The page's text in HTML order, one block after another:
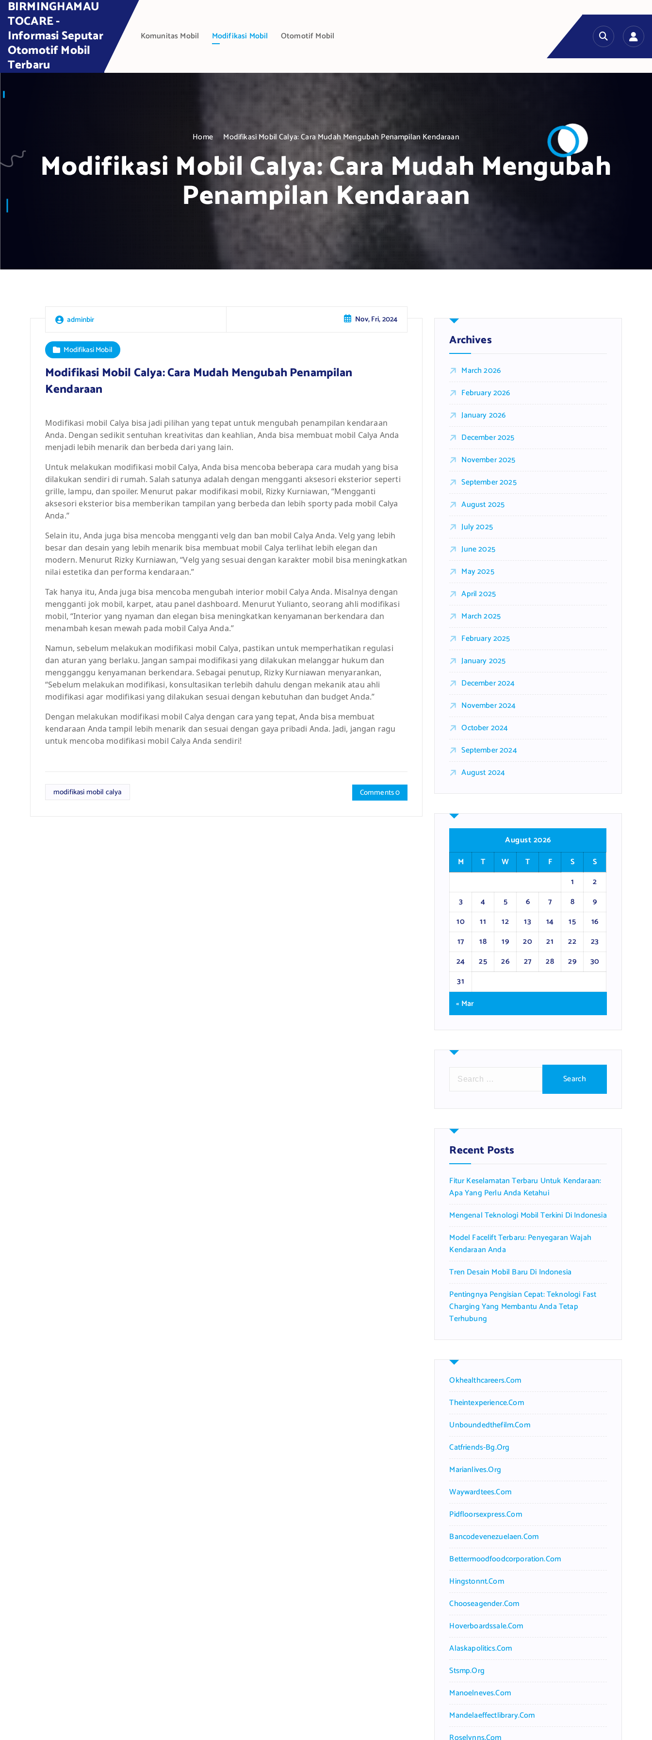
o
BIRMINGHAMAU
TOCARE -
Informasi Seputar
Otomotif Mobil
Terbaru
Komunitas Mobil Modifikasi Mobil Otomotif Mobil
Home Modifikasi Mobil Calya: Cara Mudah Mengubah Penampilan Kendaraan
Modifikasi Mobil Calya: Cara Mudah Mengubah
Penampilan Kendaraan
adminbir Nov, Fri, 2024
Modifikasi Mobil
Modifikasi Mobil Calya: Cara Mudah Mengubah Penampilan
Kendaraan
Modifikasi mobil Calya bisa jadi pilihan yang tepat untuk mengubah penampilan kendaraan
Anda. Dengan sedikit sentuhan kreativitas dan keahlian, Anda bisa membuat mobil Calya Anda
menjadi lebih menarik dan berbeda dari yang lain.
Untuk melakukan modifikasi mobil Calya, Anda bisa mencoba beberapa cara mudah yang bisa
dilakukan sendiri di rumah. Salah satunya adalah dengan mengganti aksesori eksterior seperti
grille, lampu, dan spoiler. Menurut pakar modifikasi mobil, Rizky Kurniawan, “Mengganti
aksesori eksterior bisa memberikan tampilan yang berbeda dan lebih sporty pada mobil Calya
Anda.”
Selain itu, Anda juga bisa mencoba mengganti velg dan ban mobil Calya Anda. Velg yang lebih
besar dan desain yang lebih menarik bisa membuat mobil Calya terlihat lebih elegan dan
modern. Menurut Rizky Kurniawan, “Velg yang sesuai dengan karakter mobil bisa meningkatkan
nilai estetika dan performa kendaraan.”
Tak hanya itu, Anda juga bisa mencoba mengubah interior mobil Calya Anda. Misalnya dengan
mengganti jok mobil, karpet, atau panel dashboard. Menurut Yulianto, seorang ahli modifikasi
mobil, “Interior yang nyaman dan elegan bisa meningkatkan kenyamanan berkendara dan
menambah kesan mewah pada mobil Calya Anda.”
Namun, sebelum melakukan modifikasi mobil Calya, pastikan untuk memperhatikan regulasi
dan aturan yang berlaku. Jangan sampai modifikasi yang dilakukan melanggar hukum dan
mengganggu kenyamanan berkendara. Sebagai penutup, Rizky Kurniawan menyarankan,
“Sebelum melakukan modifikasi, konsultasikan terlebih dahulu dengan mekanik atau ahli
modifikasi agar modifikasi yang dilakukan sesuai dengan kebutuhan dan budget Anda.”
Dengan melakukan modifikasi mobil Calya dengan cara yang tepat, Anda bisa membuat
kendaraan Anda tampil lebih menarik dan sesuai dengan gaya pribadi Anda. Jadi, jangan ragu
untuk mencoba modifikasi mobil Calya Anda sendiri!
modifikasi mobil calya Comments 0
Archives
March 2026
February 2026
January 2026
December 2025
November 2025
September 2025
August 2025
July 2025
June 2025
May 2025
April 2025
March 2025
February 2025
January 2025
December 2024
November 2024
October 2024
September 2024
August 2024
August 2026
M
T W T F S
S
1
2
3
4 5 6 7 8
9
10
11 12 13 14 15
16
17
18 19 20 21 22
23
24
25 26 27 28 29
30
31
« Mar
r
h
f
o
:
Recent Posts
Fitur Keselamatan Terbaru Untuk Kendaraan:
Apa Yang Perlu Anda Ketahui
Mengenal Teknologi Mobil Terkini Di Indonesia
Model Facelift Terbaru: Penyegaran Wajah
Kendaraan Anda
Tren Desain Mobil Baru Di Indonesia
Pentingnya Pengisian Cepat: Teknologi Fast
Charging Yang Membantu Anda Tetap
Terhubung
Okhealthcareers.com
Theintexperience.com
Unboundedthefilm.com
Catfriends-Bg.org
Marianlives.org
Waywardtees.com
Pidfloorsexpress.com
Bancodevenezuelaen.com
Bettermoodfoodcorporation.com
Hingstonnt.com
Chooseagender.com
Hoverboardssale.com
Alaskapolitics.com
Stsmp.org
Manoelneves.com
Mandelaeffectlibrary.com